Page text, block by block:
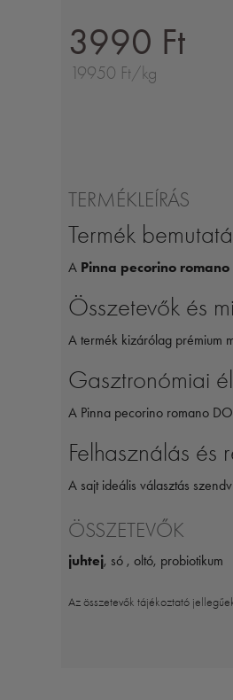
3990 Ft
19950 Ft/kg
TERMÉKLEÍRÁS
Termék
A Pinna pecorino romano
Összetevők és
A termék kizárólag prémium
Gasztronómiai
A Pinna pecorino romano
Felhasználás és
A sajt ideális választás
ÖSSZETEVŐK
juhtej, só , oltó, probiotikum
Az összetevők tájékoztató